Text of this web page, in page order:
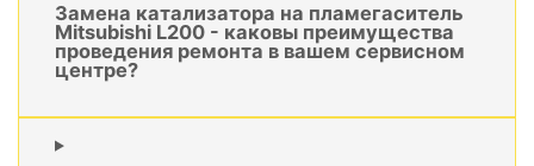
Замена катализатора на пламегаситель
Mitsubishi L200 - каковы преимущества
проведения ремонта в вашем сервисном
центре?